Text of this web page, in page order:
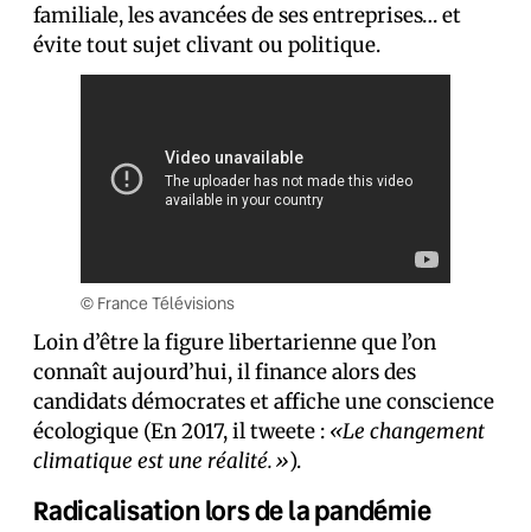
familiale, les avancées de ses entreprises… et
évite tout sujet clivant ou politique.
© France Télévisions
Loin d’être la figure libertarienne que l’on
connaît aujourd’hui, il finance alors des
candidats démocrates et affiche une conscience
écologique (En 2017, il tweete : «Le changement
climatique est une réalité.»).
Radicalisation lors de la pandémie